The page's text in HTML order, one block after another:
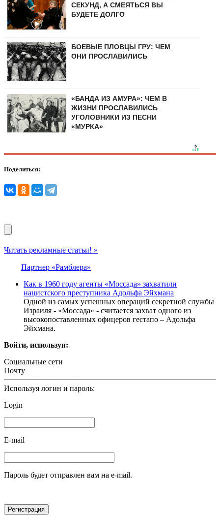
СЕКУНД, А СМЕЯТЬСЯ ВЫ
БУДЕТЕ ДОЛГО
БОЕВЫЕ ПЛОВЦЫ ГРУ: ЧЕМ
ОНИ ПРОСЛАВИЛИСЬ
«БАНДА ИЗ АМУРА»: ЧЕМ В
ЖИЗНИ ПРОСЛАВИЛИСЬ
УГОЛОВНИКИ ИЗ ПЕСНИ
«МУРКА»
Поделиться:
Читать рекламные статьи! »
Партнер «Рамблера»
Как в 1960 году агенты «Моссада» захватили
нацистского преступника Адольфа Эйхмана
Одной из самых успешных операций секретной службы
Израиля - «Моссада» - считается захват одного из
высокопоставленных офицеров гестапо – Адольфа
Эйхмана.
Войти, используя:
Социальные сети
Почту
Используя логин и пароль:
Login
E-mail
Пароль будет отправлен вам на e-mail.